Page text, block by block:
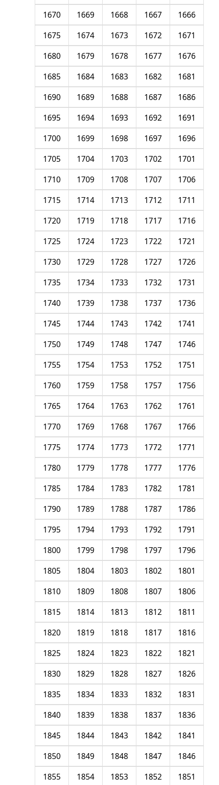
1666
1667
1668
1669
1670
1671
1672
1673
1674
1675
1676
1677
1678
1679
1680
1681
1682
1683
1684
1685
1686
1687
1688
1689
1690
1691
1692
1693
1694
1695
1696
1697
1698
1699
1700
1701
1702
1703
1704
1705
1706
1707
1708
1709
1710
1711
1712
1713
1714
1715
1716
1717
1718
1719
1720
1721
1722
1723
1724
1725
1726
1727
1728
1729
1730
1731
1732
1733
1734
1735
1736
1737
1738
1739
1740
1741
1742
1743
1744
1745
1746
1747
1748
1749
1750
1751
1752
1753
1754
1755
1756
1757
1758
1759
1760
1761
1762
1763
1764
1765
1766
1767
1768
1769
1770
1771
1772
1773
1774
1775
1776
1777
1778
1779
1780
1781
1782
1783
1784
1785
1786
1787
1788
1789
1790
1791
1792
1793
1794
1795
1796
1797
1798
1799
1800
1801
1802
1803
1804
1805
1806
1807
1808
1809
1810
1811
1812
1813
1814
1815
1816
1817
1818
1819
1820
1821
1822
1823
1824
1825
1826
1827
1828
1829
1830
1831
1832
1833
1834
1835
1836
1837
1838
1839
1840
1841
1842
1843
1844
1845
1846
1847
1848
1849
1850
1851
1852
1853
1854
1855